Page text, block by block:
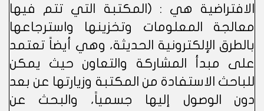
الافتراضية هي : (المكتبة التي تتم فيها
معالجة المعلومات وتخزينها واسترجاعها
بالطرق الإلكترونية الحديثة، وهي أيضاً تعتمد
على مبدأ المشاركة والتعاون حيث يمكن
للباحث الاستفادة من المكتبة وزيارتها عن بعد
دون الوصول إليها جسمياً، والبحث عن